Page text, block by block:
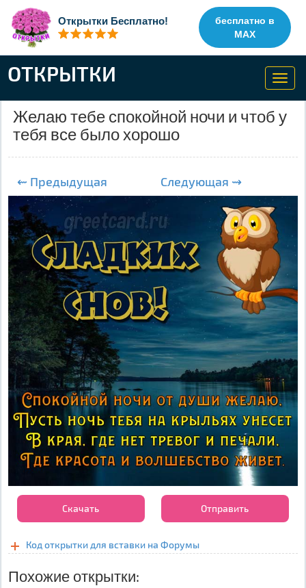
Открытки Бесплатно!
бесплатно в
MAX
ОТКРЫТКИ
Желаю тебе спокойной ночи и чтоб у
тебя все было хорошо
⇜ Предыдущая Следующая ⇝
Скачать Отправить
Код открытки для вставки на Форумы
Похожие открытки: